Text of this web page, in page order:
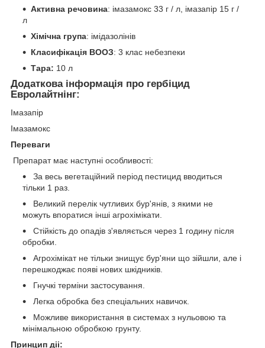
Активна речовина: імазамокс 33 г / л, імазапір 15 г /
л
Хімічна група: імідазолінів
Класифікація ВООЗ: 3 клас небезпеки
Тара: 10 л
Додаткова інформація про гербіцид
Евролайтнінг:
Імазапір
Імазамокс
Переваги
Препарат має наступні особливості:
За весь вегетаційний період пестицид вводиться
тільки 1 раз.
Великий перелік чутливих бур'янів, з якими не
можуть впоратися інші агрохімікати.
Стійкість до опадів з'являється через 1 годину після
обробки.
Агрохімікат не тільки знищує бур'яни що зійшли, але і
перешкоджає появі нових шкідників.
Гнучкі терміни застосування.
Легка обробка без спеціальних навичок.
Можливе використання в системах з нульовою та
мінімальною обробкою грунту.
Принцип дii: